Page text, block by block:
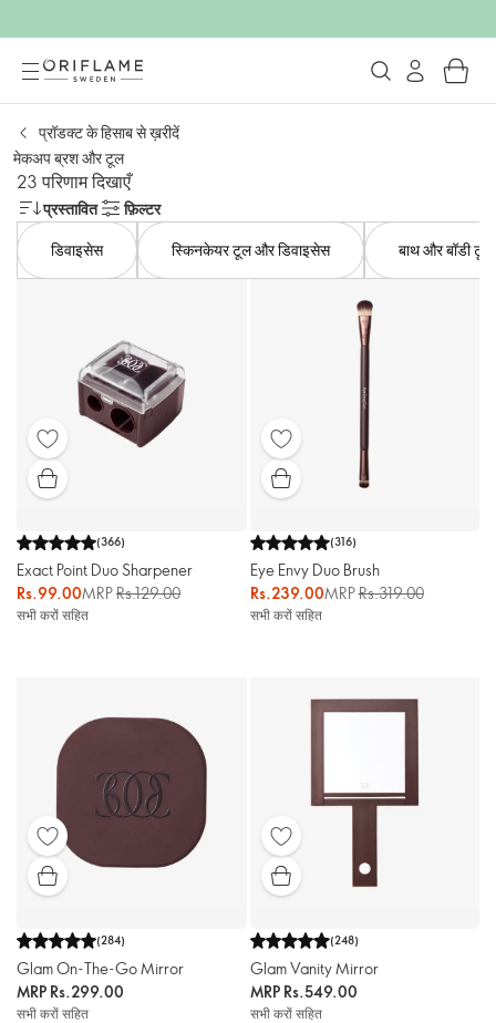
प्रॉडक्ट के हिसाब से ख़रीदें
मेकअप ब्रश और टूल
23 परिणाम दिखाएँ
प्रस्तावित
फ़िल्टर
डिवाइसेस
स्किनकेयर टूल और डिवाइसेस बाथ और बॉडी
(366)
Exact Point Duo Sharpener
Rs.99.00MRPRs.129.00
सभी करों सहित
(316)
Eye Envy Duo Brush
Rs.239.00MRPRs.319.00
सभी करों सहित
(284)
Glam On-The-Go Mirror
MRP Rs.299.00
सभी करों सहित
(248)
Glam Vanity Mirror
MRP Rs.549.00
सभी करों सहित